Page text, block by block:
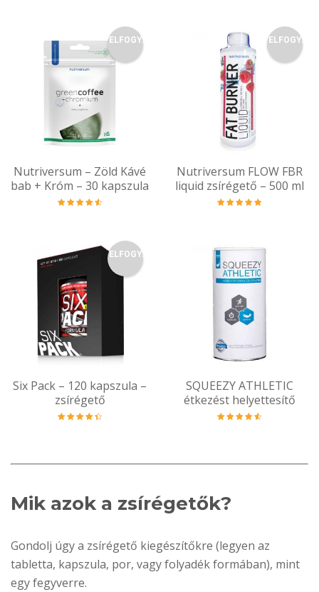
ELFOGY.
Nutriversum – Zöld Kávé
bab + Króm – 30 kapszula
ELFOGY.
Nutriversum FLOW FBR
liquid zsírégető – 500 ml
ELFOGY.
Six Pack – 120 kapszula –
zsírégető
SQUEEZY ATHLETIC
étkezést helyettesítő
Mik azok a zsírégetők?
Gondolj úgy a zsírégető kiegészítőkre (legyen az
tabletta, kapszula, por, vagy folyadék formában), mint
egy fegyverre.